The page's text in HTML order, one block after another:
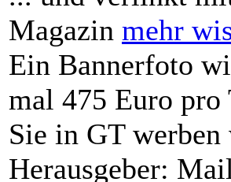
Magazin mehr
Ein Bannerfoto
mal 475 Euro pro
Sie in GT
Herausgeber: